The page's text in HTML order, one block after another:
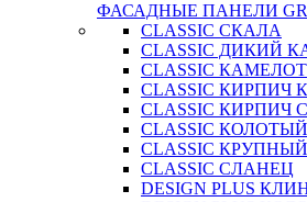
ФАСАДНЫЕ ПАНЕЛИ
CLASSIC СКАЛА
CLASSIC ДИКИЙ
CLASSIC КАМЕЛОТ
CLASSIC
CLASSIC
CLASSIC
CLASSIC
CLASSIC СЛАНЕЦ
DESIGN PLUS